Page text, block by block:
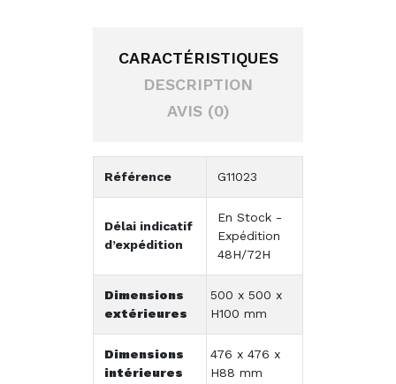
CARACTÉRISTIQUES
DESCRIPTION
AVIS (0)
Référence G11023
Délai indicatif
d’expédition
En Stock -
Expédition
48H/72H
Dimensions
extérieures
500 x 500 x
H100 mm
Dimensions
intérieures
476 x 476 x
H88 mm